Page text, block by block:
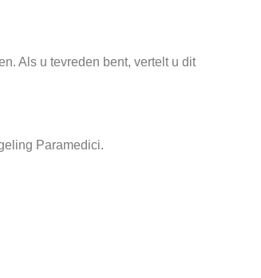
Als u tevreden bent, vertelt u dit
Paramedici.